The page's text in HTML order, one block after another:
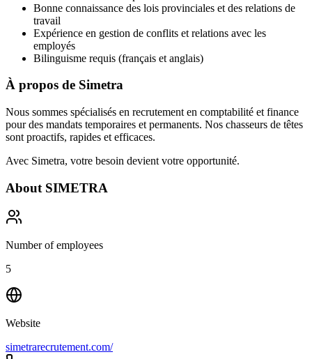
Bonne connaissance des lois provinciales et des relations de
travail
Expérience en gestion de conflits et relations avec les
employés
Bilinguisme requis (français et anglais)
À propos de Simetra
Nous sommes spécialisés en recrutement en comptabilité et finance
pour des mandats temporaires et permanents. Nos chasseurs de têtes
sont proactifs, rapides et efficaces.
Avec Simetra, votre besoin devient votre opportunité.
About SIMETRA
Number of employees
5
Website
simetrarecrutement.com/